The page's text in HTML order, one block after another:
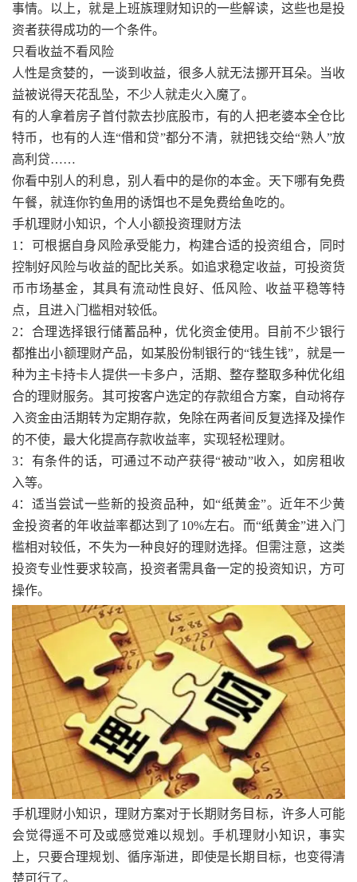
事情。以上，就是上班族理财知识的一些解读，这些也是投
资者获得成功的一个条件。
只看收益不看风险
人性是贪婪的，一谈到收益，很多人就无法挪开耳朵。当收
益被说得天花乱坠，不少人就走火入魔了。
有的人拿着房子首付款去抄底股市，有的人把老婆本全仓比
特币，也有的人连“借和贷”都分不清，就把钱交给“熟人”放
高利贷……
你看中别人的利息，别人看中的是你的本金。天下哪有免费
午餐，就连你钓鱼用的诱饵也不是免费给鱼吃的。
手机理财小知识，个人小额投资理财方法
1：可根据自身风险承受能力，构建合适的投资组合，同时
控制好风险与收益的配比关系。如追求稳定收益，可投资货
币市场基金，其具有流动性良好、低风险、收益平稳等特
点，且进入门槛相对较低。
2：合理选择银行储蓄品种，优化资金使用。目前不少银行
都推出小额理财产品，如某股份制银行的“钱生钱”，就是一
种为主卡持卡人提供一卡多户，活期、整存整取多种优化组
合的理财服务。其可按客户选定的存款组合方案，自动将存
入资金由活期转为定期存款，免除在两者间反复选择及操作
的不使，最大化提高存款收益率，实现轻松理财。
3：有条件的话，可通过不动产获得“被动”收入，如房租收
入等。
4：适当尝试一些新的投资品种，如“纸黄金”。近年不少黄
金投资者的年收益率都达到了10%左右。而“纸黄金”进入门
槛相对较低，不失为一种良好的理财选择。但需注意，这类
投资专业性要求较高，投资者需具备一定的投资知识，方可
操作。
手机理财小知识，理财方案对于长期财务目标，许多人可能
会觉得遥不可及或感觉难以规划。手机理财小知识，事实
上，只要合理规划、循序渐进，即使是长期目标，也变得清
楚可行了。